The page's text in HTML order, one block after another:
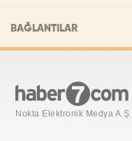
BAĞLANTILAR
Nokta Elektronik Medya A.Ş.